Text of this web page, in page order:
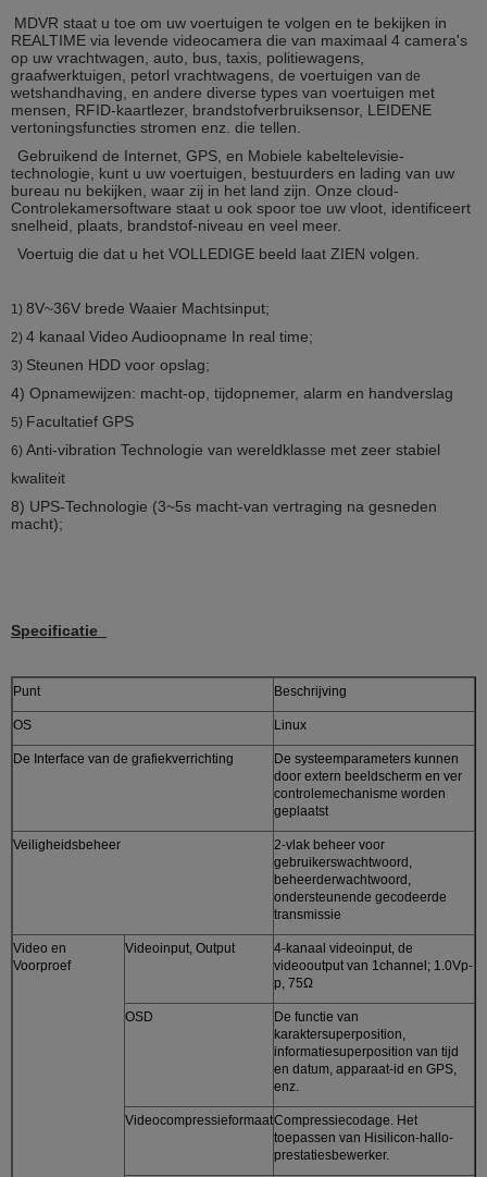
MDVR staat u toe om uw voertuigen te volgen en te bekijken in
REALTIME via levende videocamera die van maximaal 4 camera's
op uw vrachtwagen, auto, bus, taxis, politiewagens,
graafwerktuigen, petorl vrachtwagens, de voertuigen van de
wetshandhaving, en andere diverse types van voertuigen met
mensen, RFID-kaartlezer, brandstofverbruiksensor, LEIDENE
vertoningsfuncties stromen enz. die tellen.
Gebruikend de Internet, GPS, en Mobiele kabeltelevisie-
technologie, kunt u uw voertuigen, bestuurders en lading van uw
bureau nu bekijken, waar zij in het land zijn. Onze cloud-
Controlekamersoftware staat u ook spoor toe uw vloot, identificeert
snelheid, plaats, brandstof-niveau en veel meer.
Voertuig die dat u het VOLLEDIGE beeld laat ZIEN volgen.
1) 8V~36V brede Waaier Machtsinput;
2) 4 kanaal Video Audioopname In real time;
3) Steunen HDD voor opslag;
4) Opnamewijzen: macht-op, tijdopnemer, alarm en handverslag
5) Facultatief GPS
6) Anti-vibration Technologie van wereldklasse met zeer stabiel
kwaliteit
8) UPS-Technologie (3~5s macht-van vertraging na gesneden
macht);
Specificatie
Punt Beschrijving
OS Linux
De Interface van de grafiekverrichting
De systeemparameters kunnen
door extern beeldscherm en ver
controlemechanisme worden
geplaatst
Veiligheidsbeheer
2-vlak beheer voor
gebruikerswachtwoord,
beheerderwachtwoord,
ondersteunende gecodeerde
transmissie
Video en
Voorproef
Videoinput, Output
4-kanaal videoinput, de
videooutput van 1channel; 1.0Vp-
p, 75Ω
OSD
De functie van
karaktersuperposition,
informatiesuperposition van tijd
en datum, apparaat-id en GPS,
enz.
VideocompressieformaatCompressiecodage. Het
toepassen van Hisilicon-hallo-
prestatiesbewerker.